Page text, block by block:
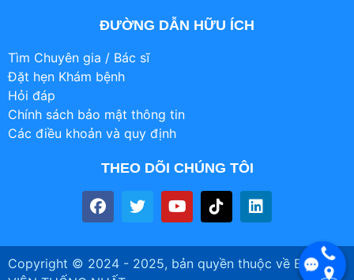
ĐƯỜNG DẪN HỮU ÍCH
Tìm Chuyên gia / Bác sĩ
Đặt hẹn Khám bệnh
Hỏi đáp
Chính sách bảo mật thông tin
Các điều khoản và quy định
THEO DÕI CHÚNG TÔI
Copyright © 2024 - 2025, bản quyền thuộc về BỆNH